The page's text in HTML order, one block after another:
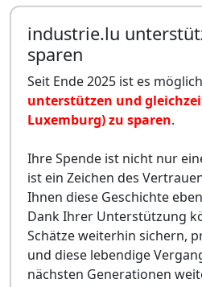
industrie.lu
sparen
Seit Ende 2025 ist es
unterstützen und
Luxemburg) zu sparen.
Ihre Spende ist nicht nur
ist ein Zeichen des
Ihnen diese Geschichte
Dank Ihrer Unterstützung
Schätze weiterhin sichern,
und diese lebendige
nächsten Generationen